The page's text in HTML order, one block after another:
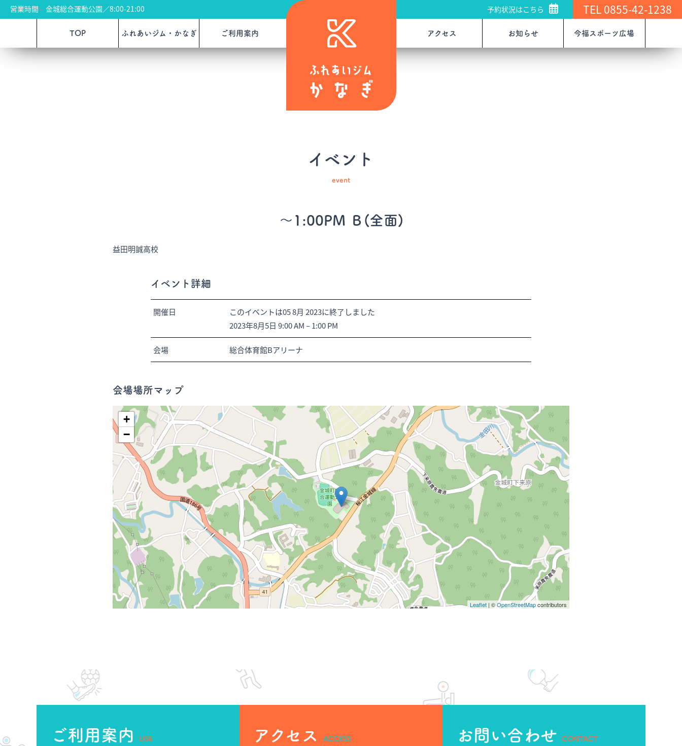
営業時間 金城総合運動公園／8:00-21:00 予約状況はこちら TEL 0855-42-1238
TOP ふれあいジム・かなぎ ご利用案内 アクセス お知らせ 今福スポーツ広場
イベント
event
～1:00PM Ｂ(全面)
益田明誠高校
イベント詳細
開催日
このイベントは05 8月 2023に終了しました
2023年8月5日 9:00 AM–1:00 PM
会場 総合体育館Bアリーナ
会場場所マップ
+
−
Leaflet | ©OpenStreetMapcontributors
ご利用案内 USE アクセス ACCESS お問い合わせ CONTACT